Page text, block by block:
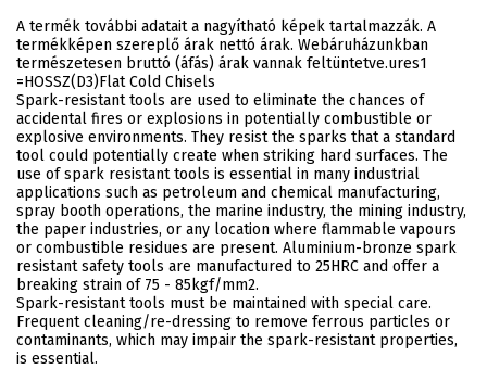
A termék további adatait a nagyítható képek tartalmazzák. A
termékképen szereplő árak nettó árak. Webáruházunkban
természetesen bruttó (áfás) árak vannak feltüntetve.ures1
=HOSSZ(D3)Flat Cold Chisels
Spark-resistant tools are used to eliminate the chances of
accidental fires or explosions in potentially combustible or
explosive environments. They resist the sparks that a standard
tool could potentially create when striking hard surfaces. The
use of spark resistant tools is essential in many industrial
applications such as petroleum and chemical manufacturing,
spray booth operations, the marine industry, the mining industry,
the paper industries, or any location where flammable vapours
or combustible residues are present. Aluminium-bronze spark
resistant safety tools are manufactured to 25HRC and offer a
breaking strain of 75 - 85kgf/mm2.
Spark-resistant tools must be maintained with special care.
Frequent cleaning/re-dressing to remove ferrous particles or
contaminants, which may impair the spark-resistant properties,
is essential.